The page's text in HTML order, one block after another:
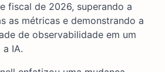
fiscal de 2026, superando a
as métricas e demonstrando a
de observabilidade em um
IA.